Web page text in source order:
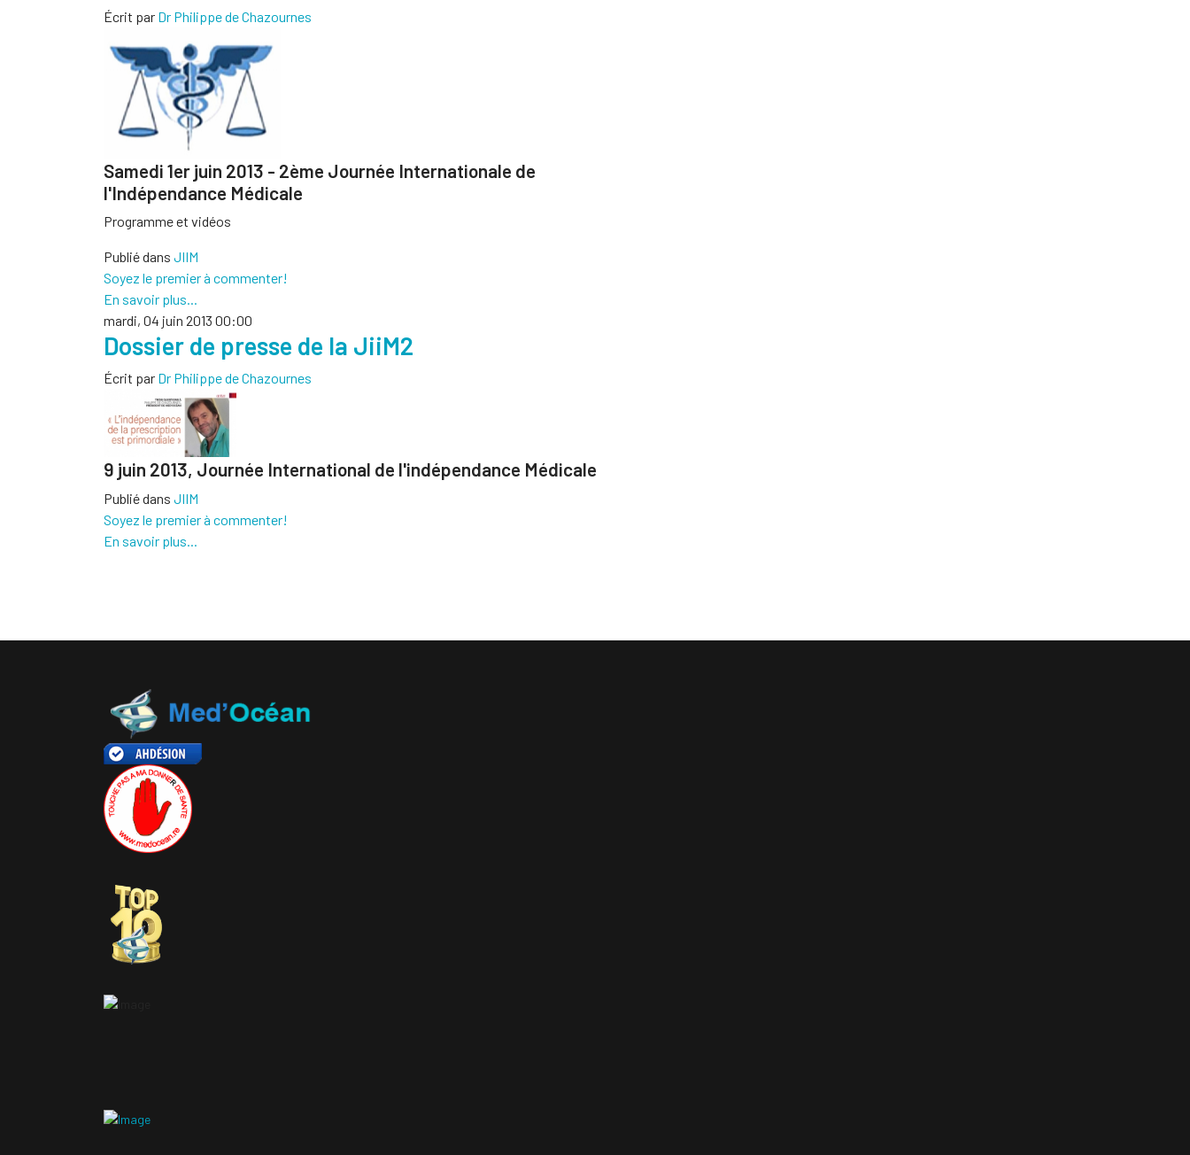
Écrit par Dr Philippe de Chazournes
Samedi 1er juin 2013 - 2ème Journée Internationale de
l'Indépendance Médicale
Programme et vidéos
Publié dans JIIM
Soyez le premier à commenter!
En savoir plus...
mardi, 04 juin 2013 00:00
Dossier de presse de la JiiM2
Écrit par Dr Philippe de Chazournes
9 juin 2013, Journée International de l'indépendance Médicale
Publié dans JIIM
Soyez le premier à commenter!
En savoir plus...